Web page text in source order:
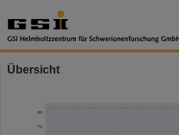
Übersicht